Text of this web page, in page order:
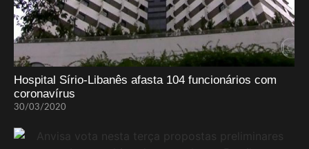
Hospital Sírio-Libanês afasta 104 funcionários com
coronavírus
30/03/2020